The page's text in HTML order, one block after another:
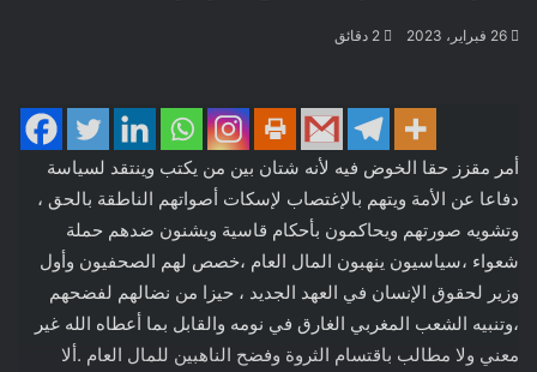
26 فبراير، 2023
أمر مقزز حقا الخوض فيه لأنه شتان بين من يكتب وينتقد لسياسة
دفاعا عن الأمة ويتهم بالإغتصاب لإسكات أصواتهم الناطقة بالحق ،
وتشويه صورتهم ويحاكمون بأحكام قاسية ويشنون ضدهم حملة
شعواء ،سياسيون ينهبون المال العام ،خصص لهم الصحفيون وأول
وزير لحقوق الإنسان في العهد الجديد ، حيزا من نضالهم لفضحهم
،وتنبيه الشعب المغربي الغارق في نومه والقابل بما أعطاه الله غير
معني ولا مطالب باقتسام الثروة وفضح الناهبين للمال العام .ألا